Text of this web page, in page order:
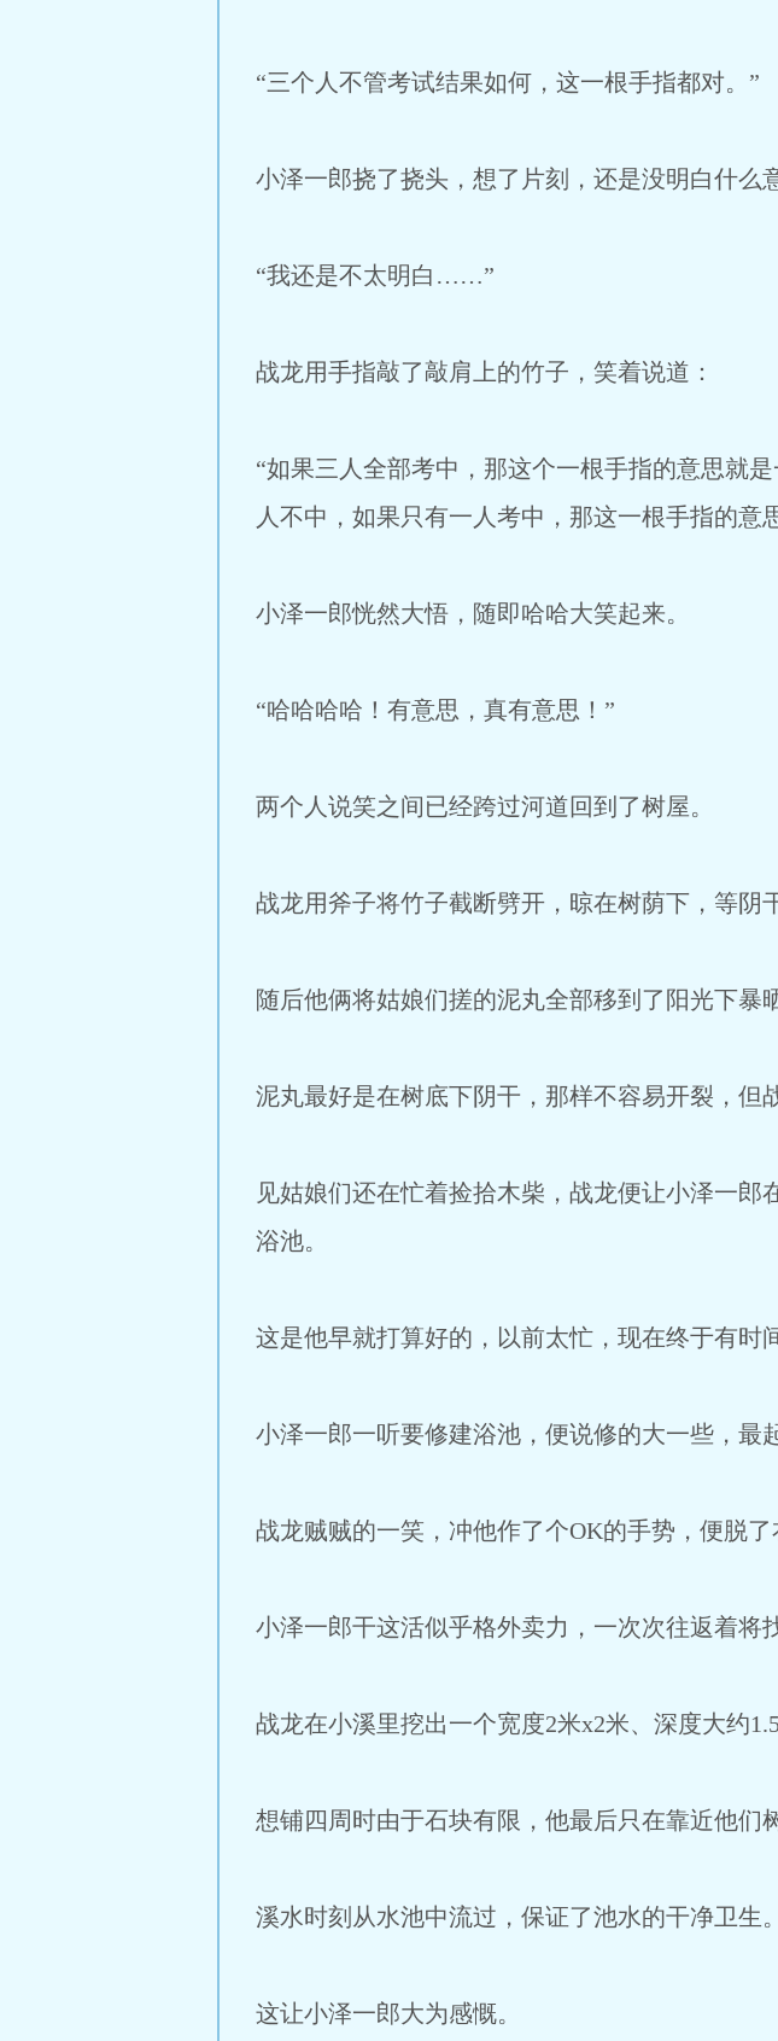
“三个人不管考试结果如何，这一根手指都对。”
小泽一郎挠了挠头，想了片刻，还是没明白什么
“我还是不太明白……”
战龙用手指敲了敲肩上的竹子，笑着说道：
“如果三人全部考中，那这个一根手指的意思就
人不中，如果只有一人考中，那这一根手指的意
小泽一郎恍然大悟，随即哈哈大笑起来。
“哈哈哈哈！有意思，真有意思！”
两个人说笑之间已经跨过河道回到了树屋。
战龙用斧子将竹子截断劈开，晾在树荫下，等阴
随后他俩将姑娘们搓的泥丸全部移到了阳光下暴
泥丸最好是在树底下阴干，那样不容易开裂，但
见姑娘们还在忙着捡拾木柴，战龙便让小泽一
浴池。
这是他早就打算好的，以前太忙，现在终于有时
小泽一郎一听要修建浴池，便说修的大一些，最
战龙贼贼的一笑，冲他作了个OK的手势，便脱
小泽一郎干这活似乎格外卖力，一次次往返着将
战龙在小溪里挖出一个宽度2米x2米、深度大约
想铺四周时由于石块有限，他最后只在靠近他们
溪水时刻从水池中流过，保证了池水的干净卫生。
这让小泽一郎大为感慨。